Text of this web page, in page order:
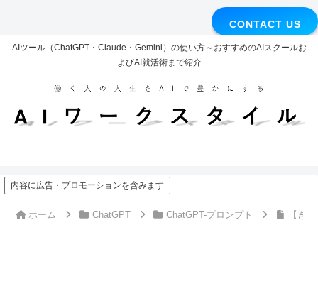
CONTACT US
AIツール（ChatGPT・Claude・Gemini）の使い方～おすすめのAIスクールお
よびAI就活術まで紹介
内容に広告・プロモーションを含みます
ホーム ChatGPT ChatGPT-プロンプト 【き